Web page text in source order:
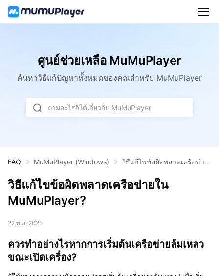
ศูนย์ช่วยเหลือ MuMuPlayer
ค้นหาวิธีแก้ปัญหาทั้งหมดของคุณสำหรับ MuMuPlayer
ถามอะไรก็ได้เกี่ยวกับ MuMuPlayer
FAQ MuMuPlayer (Windows)
วิธีแก้ไขข้อผิดพลาดเครือข่าย
วิธีแก้ไขข้อผิดพลาดเครือข่ายใน
MuMuPlayer?
22 พ.ค. 2025
ควรทำอย่างไรหากการเริ่มต้นเครือข่ายล้มเหลว
ขณะเปิดเครื่อง?